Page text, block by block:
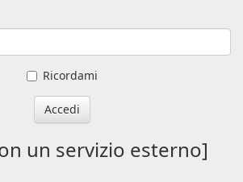
Ricordami
Accedi
un servizio esterno]